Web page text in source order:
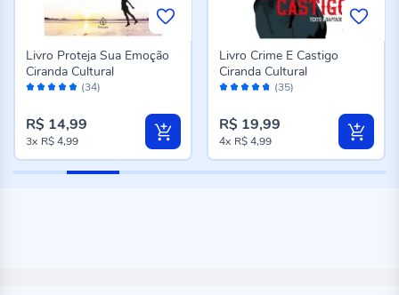
Avaliação: (34)
Livro Proteja Sua Emoção
Ciranda Cultural
R$ 14,99
3x R$ 4,99
Avaliação: (35)
Livro Crime E Castigo
Ciranda Cultural
R$ 19,99
4x R$ 4,99